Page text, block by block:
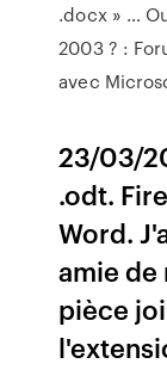
.docx » …
2003 ? :
avec
23/03/
.odt.
Word.
amie de
pièce